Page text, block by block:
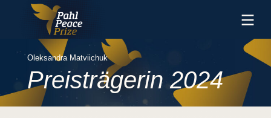
Oleksandra Matviichuk
Preisträgerin 2024